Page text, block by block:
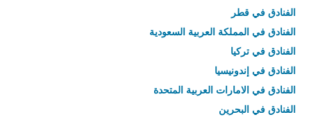
الفنادق في قطر
الفنادق في المملكة العربية السعودية
الفنادق في تركيا
الفنادق في إندونيسيا
الفنادق في الامارات العربية المتحدة
الفنادق في البحرين